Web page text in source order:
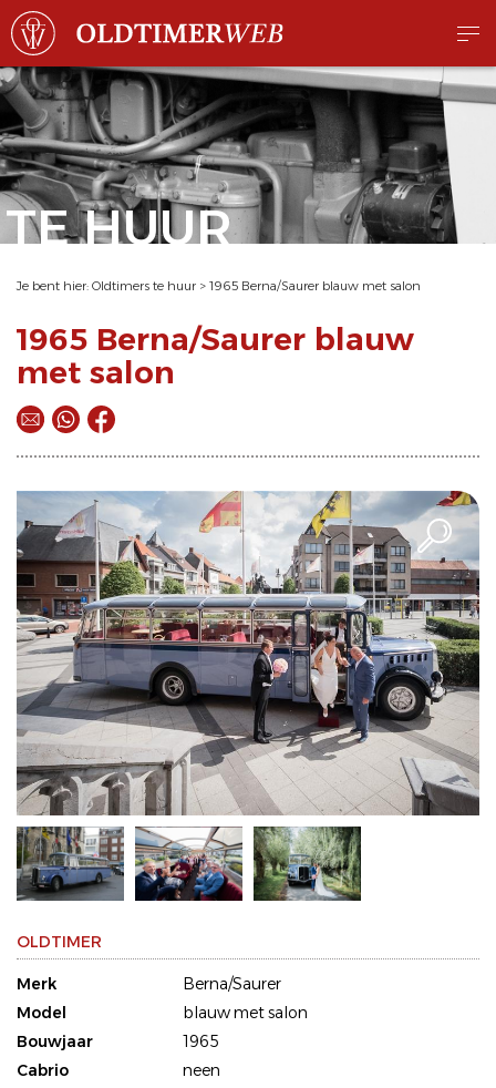
TE HUUR
Je bent hier: Oldtimers te huur > 1965 Berna/Saurer blauw met salon
1965 Berna/Saurer blauw
met salon
OLDTIMER
Merk
Berna/Saurer
Model
blauw met salon
Bouwjaar
1965
Cabrio
neen